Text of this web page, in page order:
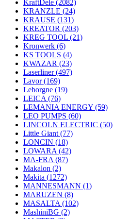
KraftDele (2082)
KRANZLE (24)
KRAUSE (131)
KREATOR (203)
KREG TOOL (21)
Kronwerk (6)
KS TOOLS (4)
KWAZAR (23)
Laserliner(497)
Lavor(169)
Leborgne (19)
LEICA (76)
LEMANIA ENERGY (59)
LEO PUMPS (60)
LINCOLN ELECTRIC (50)
Little Giant (77)
LONCIN (18)
LOWARA (42)
MA-FRA (87)
Makalon (2)
Makita (1272)
MANNESMANN (1)
MARUZEN (8)
MASALTA (102)
MashiniBG (2)